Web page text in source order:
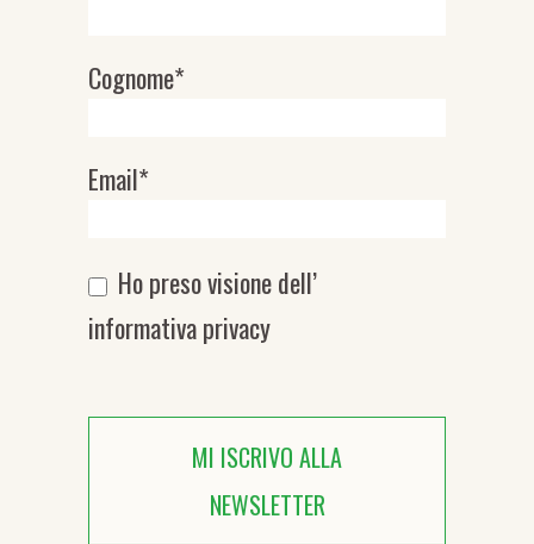
Cognome*
Email*
Ho preso visione dell’
informativa privacy
MI ISCRIVO ALLA
NEWSLETTER